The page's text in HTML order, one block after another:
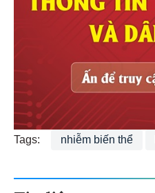
Tags: nhiễm biến thể